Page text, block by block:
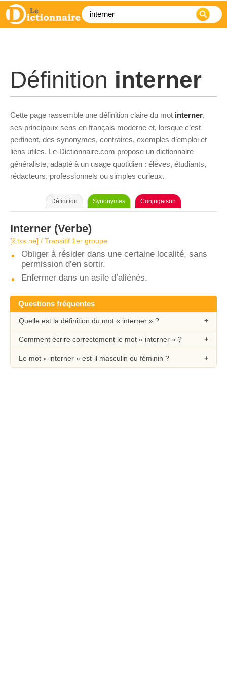
Définition interner
Cette page rassemble une définition claire du mot interner,
ses principaux sens en français moderne et, lorsque c’est
pertinent, des synonymes, contraires, exemples d’emploi et
liens utiles. Le-Dictionnaire.com propose un dictionnaire
généraliste, adapté à un usage quotidien : élèves, étudiants,
rédacteurs, professionnels ou simples curieux.
Définition Synonymes Conjugaison
Interner (Verbe)
[ɛ̃.tɛʁ.ne] / Transitif 1er groupe
Obliger à résider dans une certaine localité, sans
permission d’en sortir.
Enfermer dans un asile d’aliénés.
Questions fréquentes
Quelle est la définition du mot « interner » ?
Comment écrire correctement le mot « interner » ?
Le mot « interner » est-il masculin ou féminin ?